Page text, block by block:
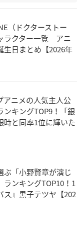
（ドクターストー
ラクター一覧 アニ
生日まとめ【2026年
アニメの人気主人公
ンキングTOP9！「銀
時と同率1位に輝いた
ぶ「小野賢章が演じ
ランキングTOP10！1
ス』黒子テツヤ【202